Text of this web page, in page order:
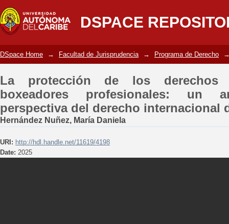
DSPACE
La protección de los derechos
análisis desde la perspectiva del
DSpace Home → Facultad de Jurisprudencia → Programa de Derecho
La protección de los derechos
boxeadores profesionales: un
perspectiva del derecho internacional
Hernández Nuñez, María Daniela
URI: http://hdl.handle.net/11619/4198
Date: 2025